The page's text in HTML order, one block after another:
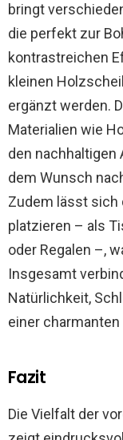
bringt
die perfekt zur
kontrastreichen
kleinen
ergänzt werden.
Materialien wie
den nachhaltigen
dem Wunsch
Zudem lässt sich
platzieren – als
oder Regalen –,
Insgesamt
Natürlichkeit,
einer charmanten
Fazit
Die Vielfalt der